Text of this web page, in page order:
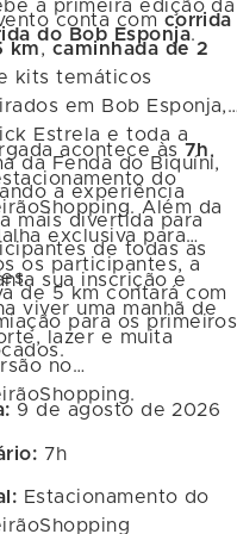
a primeira edição da
do Bob Esponja.
conta com corrida
km, caminhada de 2
kits temáticos
em Bob Esponja,
Estrela e toda a
da Fenda do Biquíni,
a experiência
mais divertida para
de todas as
acontece às 7h,
do
Além da
exclusiva para
os participantes, a
de 5 km contará com
para os primeiros
sua inscrição e
viver uma manhã de
lazer e muita
no
9 de agosto de 2026
7h
Estacionamento do